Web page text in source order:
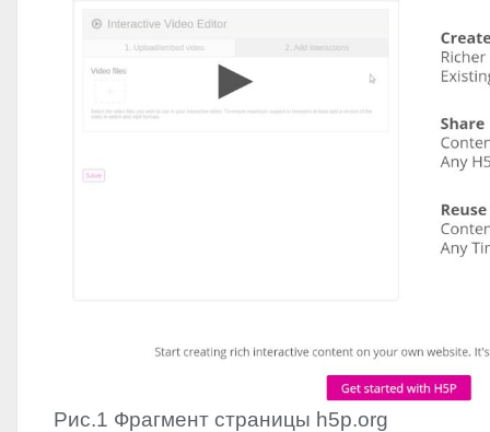
Рис.1 Фрагмент страницы h5p.org